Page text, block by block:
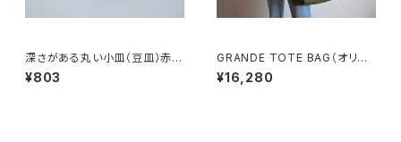
深さがある丸い小皿（豆皿）赤土
×錆釉
¥803
GRANDE TOTE BAG（オリー
ブ/カーキ）
¥16,280